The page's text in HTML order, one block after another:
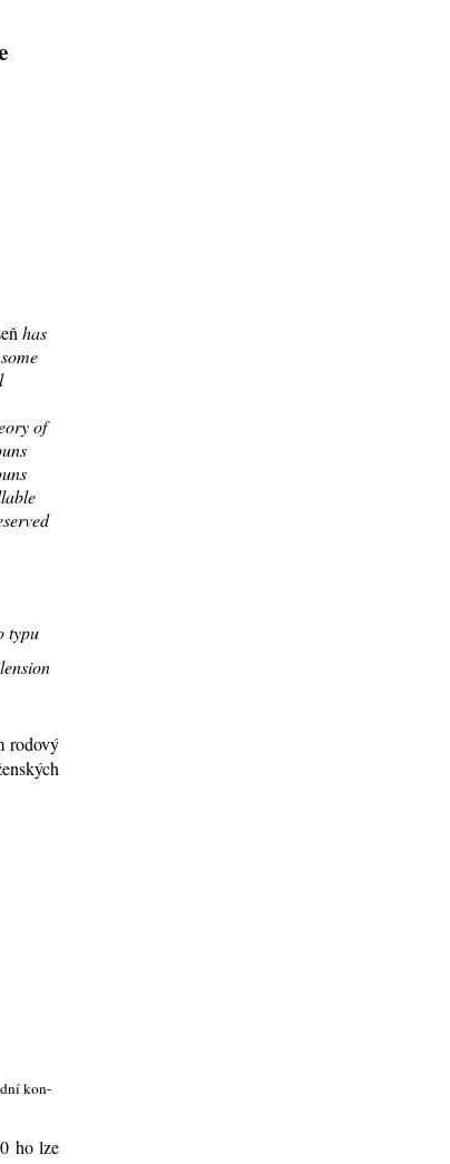
has
of
typu
ro­do­vý
kon­
ho lze